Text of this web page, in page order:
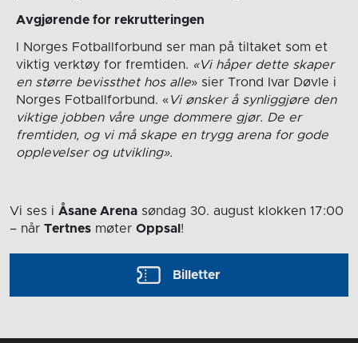
Avgjørende for rekrutteringen
I Norges Fotballforbund ser man på tiltaket som et
viktig verktøy for fremtiden. «Vi håper dette skaper
en større bevissthet hos alle» sier Trond Ivar Døvle i
Norges Fotballforbund. «Vi ønsker å synliggjøre den
viktige jobben våre unge dommere gjør. De er
fremtiden, og vi må skape en trygg arena for gode
opplevelser og utvikling».
Vi ses i Åsane Arena søndag 30. august klokken 17:00
– når Tertnes møter Oppsal !
Billetter